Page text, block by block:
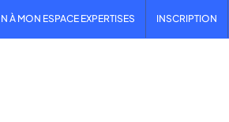
À MON ESPACE EXPERTISES INSCRIPTION